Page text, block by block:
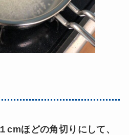
cmほどの角切りにして、